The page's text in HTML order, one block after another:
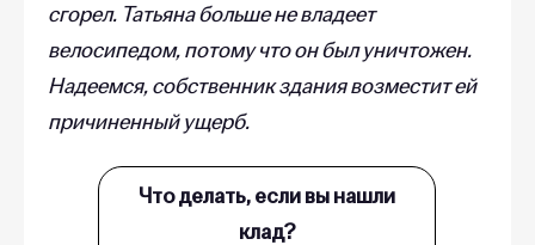
сгорел. Татьяна больше не владеет
велосипедом, потому что он был уничтожен.
Надеемся, собственник здания возместит ей
причиненный ущерб.
Что делать, если вы нашли
клад?